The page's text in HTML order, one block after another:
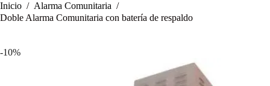
Inicio / Alarma Comunitaria /
Doble Alarma Comunitaria con batería de respaldo
-10%